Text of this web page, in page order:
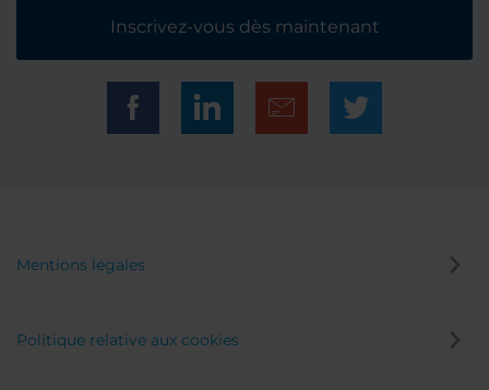
Inscrivez-vous dès maintenant
Mentions légales
Politique relative aux cookies